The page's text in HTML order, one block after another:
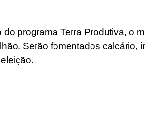
do programa Terra Produtiva, o
Serão fomentados calcário,